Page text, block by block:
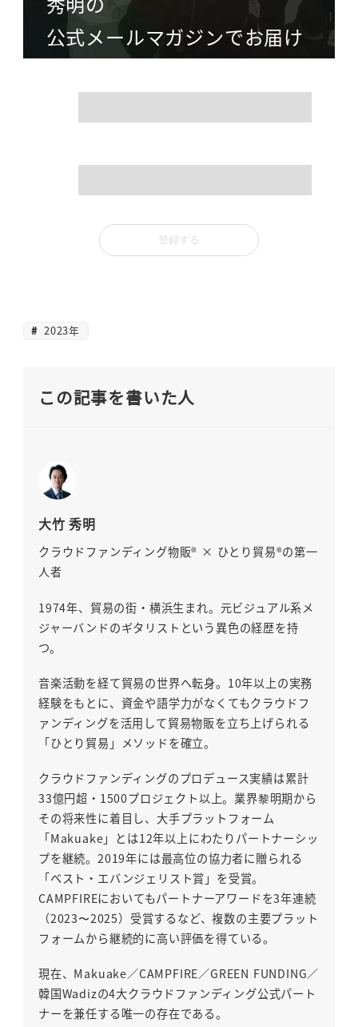
公式メールマガジンでお届け
2023年
この記事を書いた人
大竹 秀明
クラウドファンディング物販® × ひとり貿易®の第一
人者
1974年、貿易の街・横浜生まれ。元ビジュアル系メ
ジャーバンドのギタリストという異色の経歴を持
つ。
音楽活動を経て貿易の世界へ転身。10年以上の実務
経験をもとに、資金や語学力がなくてもクラウドフ
ァンディングを活用して貿易物販を立ち上げられる
「ひとり貿易」メソッドを確立。
クラウドファンディングのプロデュース実績は累計
33億円超・1500プロジェクト以上。業界黎明期から
その将来性に着目し、大手プラットフォーム
「Makuake」とは12年以上にわたりパートナーシッ
プを継続。2019年には最高位の協力者に贈られる
「ベスト・エバンジェリスト賞」を受賞。
CAMPFIREにおいてもパートナーアワードを3年連続
（2023〜2025）受賞するなど、複数の主要プラット
フォームから継続的に高い評価を得ている。
現在、Makuake／CAMPFIRE／GREEN FUNDING／
韓国Wadizの4大クラウドファンディング公式パート
ナーを兼任する唯一の存在である。